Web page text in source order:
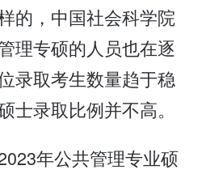
的，中国社会科学院
理专硕的人员也在逐
录取考生数量趋于稳
士录取比例并不高。
年公共管理专业硕